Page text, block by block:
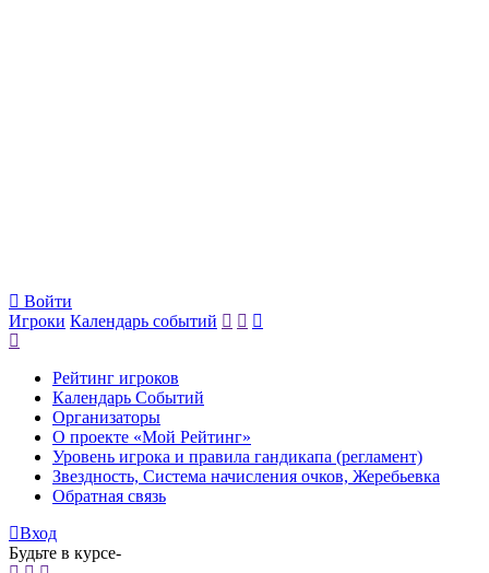
Войти
Игроки Календарь событий
Рейтинг игроков
Календарь Событий
Организаторы
О проекте «Мой Рейтинг»
Уровень игрока и правила гандикапа (регламент)
Звездность, Система начисления очков, Жеребьевка
Обратная связь
Вход
Будьте в курсе-